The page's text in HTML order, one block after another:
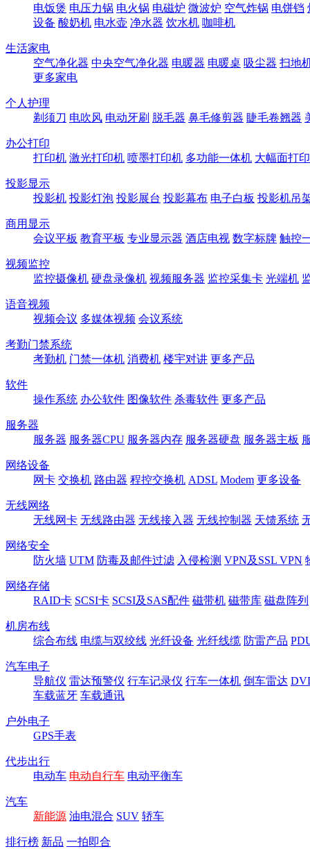
电饭煲 电压力锅 电火锅 电磁炉 微波炉 空气炸锅 电饼铛
设备 酸奶机 电水壶 净水器 饮水机 咖啡机
生活家电
空气净化器 中央空气净化器 电暖器 电暖桌 吸尘器 扫地
更多家电
个人护理
剃须刀 电吹风 电动牙刷 脱毛器 鼻毛修剪器 睫毛卷翘器
办公打印
打印机 激光打印机 喷墨打印机 多功能一体机 大幅面打
投影显示
投影机 投影灯泡 投影展台 投影幕布 电子白板 投影机吊
商用显示
会议平板 教育平板 专业显示器 酒店电视 数字标牌 触控
视频监控
监控摄像机 硬盘录像机 视频服务器 监控采集卡 光端机
语音视频
视频会议 多媒体视频 会议系统
考勤门禁系统
考勤机 门禁一体机 消费机 楼宇对讲 更多产品
软件
操作系统 办公软件 图像软件 杀毒软件 更多产品
服务器
服务器 服务器CPU 服务器内存 服务器硬盘 服务器主板
网络设备
网卡 交换机 路由器 程控交换机 ADSL Modem 更多设备
无线网络
无线网卡 无线路由器 无线接入器 无线控制器 天馈系统
网络安全
防火墙 UTM 防毒及邮件过滤 入侵检测 VPN及SSL VPN
网络存储
RAID卡 SCSI卡 SCSI及SAS配件 磁带机 磁带库 磁盘阵列
机房布线
综合布线 电缆与双绞线 光纤设备 光纤线缆 防雷产品
汽车电子
导航仪 雷达预警仪 行车记录仪 行车一体机 倒车雷达
车载蓝牙 车载通讯
户外电子
GPS手表
代步出行
电动车 电动自行车 电动平衡车
汽车
新能源 油电混合 SUV 轿车
排行榜 新品 一拍即合